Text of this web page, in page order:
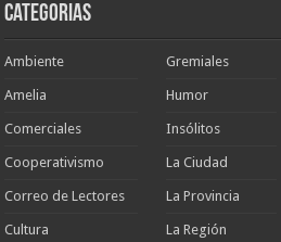
Categorias
Ambiente
Amelia
Comerciales
Cooperativismo
Correo de Lectores
Cultura
Gremiales
Humor
Insólitos
La Ciudad
La Provincia
La Región